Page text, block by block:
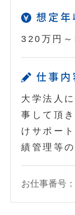
想定年
320万円
仕事内
大学法人
事して頂
けサポー
績管理等
お仕事番号